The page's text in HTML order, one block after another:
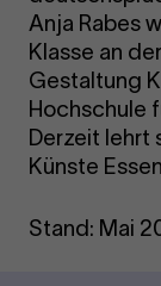
Anja Rabes
Klasse an
Gestaltung
Hochschule
Derzeit lehrt
Künste
Stand: Mai